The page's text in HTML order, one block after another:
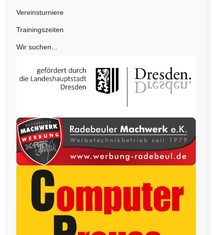
Vereinsturniere
Trainingszeiten
Wir suchen...